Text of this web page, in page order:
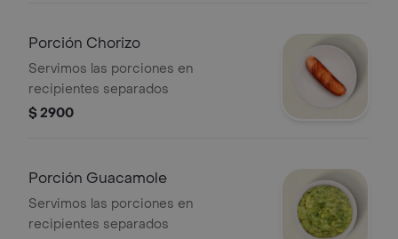
Porción Chorizo
Servimos las porciones en
recipientes separados
$ 2900
Porción Guacamole
Servimos las porciones en
recipientes separados